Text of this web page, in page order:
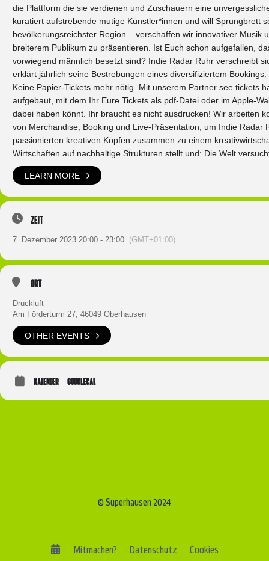
die Plattform die sie verdienen und Zuschauern eine
kuratiert aufstrebende mutige Künstler*innen und will Sprungbrett
bevölkerungsreichster Region – verschaffen wir innovativer Musik
breiterem Publikum zu präsentieren. Ist Euch schon aufgefallen,
vorwiegend männlich besetzt sind? Indie Radar Ruhr verschreibt
erklärt jährlich seine Bestrebungen eines diversifiziertem
Keine Papier-Tickets mehr nötig. Mit unserem Partner see tickets
aufgebaut, mit dem Ihr Eure Tickets als pdf-Datei oder im Apple-
dabei haben könnt. Ihr braucht es nicht ausdrucken! Wir arbeiten
von Merchandise, Booking und Live-Präsentation, um Indie Radar
passionierten kreativen Köpfen zusammen zu einem
Wirtschaften auf nachhaltige Strukturen stellt und: Die Welt
LEARN MORE
Zeit
7. Dezember 2023 20:00 - 23:00 (GMT+01:00)
Ort
Druckluft
Am Förderturm 27, 46049 Oberhausen
OTHER EVENTS
KALENDER GOOGLECAL
© Superhausen 2024
Mitmachen? Datenschutz Cookies